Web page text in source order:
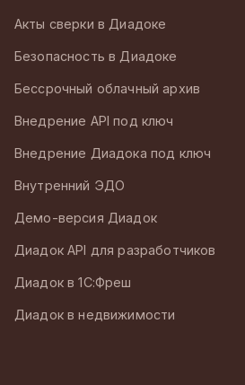
Акты сверки в Диадоке
Безопасность в Диадоке
Бессрочный облачный архив
Внедрение API под ключ
Внедрение Диадока под ключ
Внутренний ЭДО
Демо-версия Диадок
Диадок API для разработчиков
Диадок в 1С:Фреш
Диадок в недвижимости